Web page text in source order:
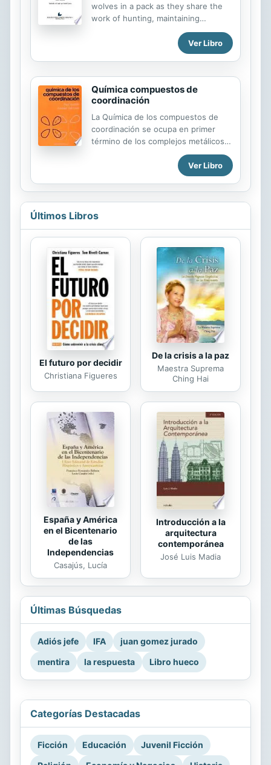
wolves in a pack as they share the
work of hunting, maintaining
territory, and raising young.
Ver Libro
Química compuestos de
coordinación
La Química de los compuestos de
coordinación se ocupa en primer
término de los complejos metálicos,
pero muchos de sus conceptos son
aplicables a la Química en general.
Por lo tanto, para los principiantes
será útil el estudio y la comprensión
de los principios básicos de la
Química de los compuestos de
podrán aplicar en forma más
elaborada.
Ver Libro
Últimos Libros
El futuro por decidir
Christiana Figueres
De la crisis a la paz
Maestra Suprema
Ching Hai
España y América
en el Bicentenario
de las
Independencias
Casajús, Lucía
Introducción a la
arquitectura
contemporánea
José Luis Madia
Últimas Búsquedas
Adiós jefe IFA
juan gomez jurado
mentira
la respuesta Libro hueco
Categorías Destacadas
Ficción Educación
Juvenil Ficción